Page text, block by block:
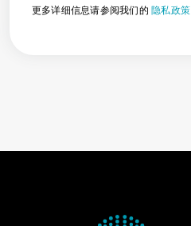
更多详细信息请参阅我们的隐私政策